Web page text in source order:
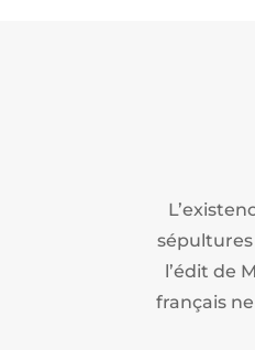
l’édit de
français